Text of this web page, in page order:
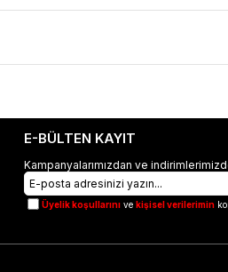
E-BÜLTEN KAYIT
Kampanyalarımızdan ve
Üyelik koşullarınıve kişisel verilerimin